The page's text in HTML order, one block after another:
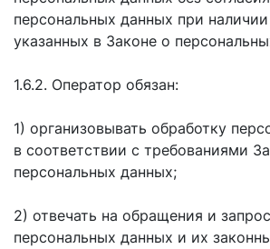
персональных данных при
указанных в Законе о
1.6.2. Оператор обязан:
1) организовывать обработку
в соответствии с требованиями
персональных данных;
2) отвечать на обращения и
персональных данных и их